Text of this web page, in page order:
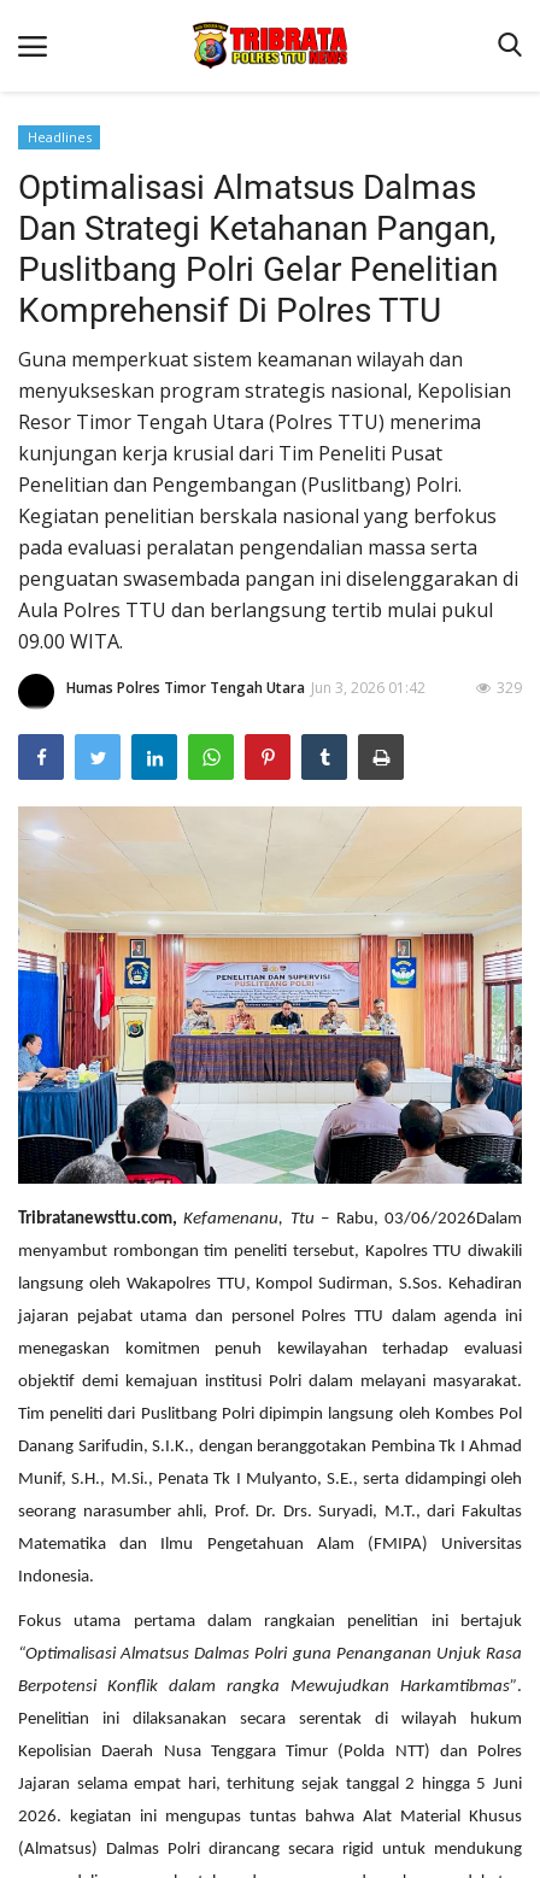
Beranda
Terms & Conditions
Reskrim
Binkam
Lantas
OPINI
Headlines
Optimalisasi Almatsus Dalmas
Dan Strategi Ketahanan Pangan,
Puslitbang Polri Gelar Penelitian
Komprehensif Di Polres TTU
Guna memperkuat sistem keamanan wilayah dan
menyukseskan program strategis nasional, Kepolisian
Resor Timor Tengah Utara (Polres TTU) menerima
kunjungan kerja krusial dari Tim Peneliti Pusat
Penelitian dan Pengembangan (Puslitbang) Polri.
Kegiatan penelitian berskala nasional yang berfokus
pada evaluasi peralatan pengendalian massa serta
penguatan swasembada pangan ini diselenggarakan di
Aula Polres TTU dan berlangsung tertib mulai pukul
09.00 WITA.
Humas Polres Timor Tengah Utara Jun 3, 2026 01:42 329
Tribratanewsttu.com,Kefamenanu, Ttu – Rabu, 03/06/2026Dalam
menyambut rombongan tim peneliti tersebut, Kapolres TTU diwakili
langsung oleh Wakapolres TTU, Kompol Sudirman, S.Sos. Kehadiran
jajaran pejabat utama dan personel Polres TTU dalam agenda ini
menegaskan komitmen penuh kewilayahan terhadap evaluasi
objektif demi kemajuan institusi Polri dalam melayani masyarakat.
Tim peneliti dari Puslitbang Polri dipimpin langsung oleh Kombes Pol
Danang Sarifudin, S.I.K., dengan beranggotakan Pembina Tk I Ahmad
Munif, S.H., M.Si., Penata Tk I Mulyanto, S.E., serta didampingi oleh
seorang narasumber ahli, Prof. Dr. Drs. Suryadi, M.T., dari Fakultas
Matematika dan Ilmu Pengetahuan Alam (FMIPA) Universitas
Indonesia.
Fokus utama pertama dalam rangkaian penelitian ini bertajuk
“Optimalisasi Almatsus Dalmas Polri guna Penanganan Unjuk Rasa
Berpotensi Konflik dalam rangka Mewujudkan Harkamtibmas”.
Penelitian ini dilaksanakan secara serentak di wilayah hukum
Kepolisian Daerah Nusa Tenggara Timur (Polda NTT) dan Polres
Jajaran selama empat hari, terhitung sejak tanggal 2 hingga 5 Juni
2026. kegiatan ini mengupas tuntas bahwa Alat Material Khusus
(Almatsus) Dalmas Polri dirancang secara rigid untuk mendukung